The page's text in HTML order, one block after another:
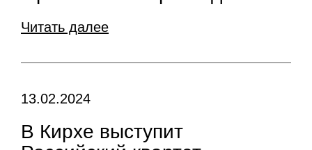
Читать далее
13.02.2024
В Кирхе выступит